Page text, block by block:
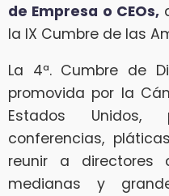
de Empresa o CEOs,
la IX Cumbre de las
La 4ª. Cumbre de
promovida por la
Estados
conferencias,
reunir a directores
medianas y